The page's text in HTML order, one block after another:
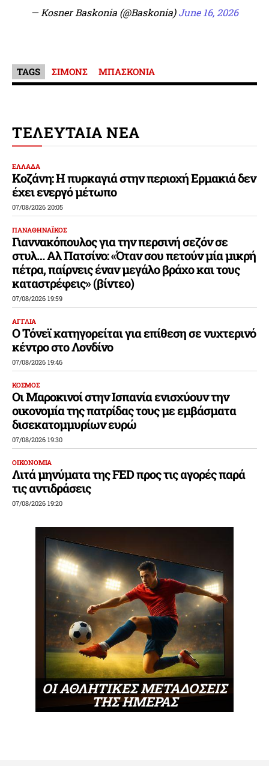
— Kosner Baskonia (@Baskonia)June 16, 2026
TAGS ΣΙΜΟΝΣ ΜΠΑΣΚΟΝΙΑ
ΤΕΛΕΥΤΑΙΑ ΝΕΑ
ΕΛΛΑΔΑ
Κοζάνη: Η πυρκαγιά στην περιοχή Ερμακιά δεν
έχει ενεργό μέτωπο
07/08/2026 20:05
ΠΑΝΑΘΗΝΑΪΚΟΣ
Γιαννακόπουλος για την περσινή σεζόν σε
στυλ… Αλ Πατσίνο: «Όταν σου πετούν μία μικρή
πέτρα, παίρνεις έναν μεγάλο βράχο και τους
καταστρέφεις» (βίντεο)
07/08/2026 19:59
ΑΓΓΛΙΑ
Ο Τόνεϊ κατηγορείται για επίθεση σε νυχτερινό
κέντρο στο Λονδίνο
07/08/2026 19:46
ΚΟΣΜΟΣ
Οι Μαροκινοί στην Ισπανία ενισχύουν την
οικονομία της πατρίδας τους με εμβάσματα
δισεκατομμυρίων ευρώ
07/08/2026 19:30
ΟΙΚΟΝΟΜΙΑ
Λιτά μηνύματα της FED προς τις αγορές παρά
τις αντιδράσεις
07/08/2026 19:20
ΟΙ ΑΘΛΗΤΙΚΕΣ ΜΕΤΑΔΟΣΕΙΣ
ΤΗΣ ΗΜΕΡΑΣ